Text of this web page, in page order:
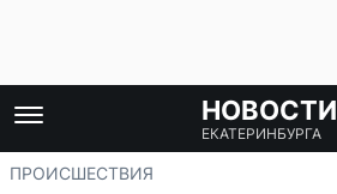
НОВОСТИ
ЕКАТЕРИНБУРГА
ПРОИСШЕСТВИЯ